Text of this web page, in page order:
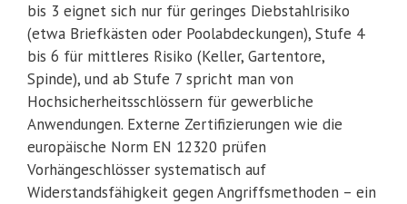
bis 3 eignet sich nur für geringes Diebstahlrisiko
(etwa Briefkästen oder Poolabdeckungen), Stufe 4
bis 6 für mittleres Risiko (Keller, Gartentore,
Spinde), und ab Stufe 7 spricht man von
Hochsicherheitsschlössern für gewerbliche
Anwendungen. Externe Zertifizierungen wie die
europäische Norm EN 12320 prüfen
Vorhängeschlösser systematisch auf
Widerstandsfähigkeit gegen Angriffsmethoden – ein